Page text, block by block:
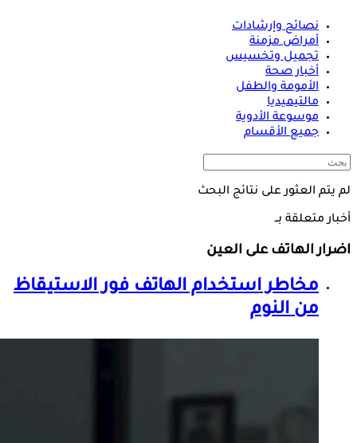
نصائح وإرشادات
أمراض مزمنة
تجميل وتخسيس
أخبار صحة
الأمومة والطفل
مالتيميديا
موسوعة الأدوية
جميع الأقسام
لم يتم العثور على نتائج البحث
أخبار متعلقة بــ
اضرار الهاتف على العين
مخاطر استخدام الهاتف فور الاستيقاظ
من النوم